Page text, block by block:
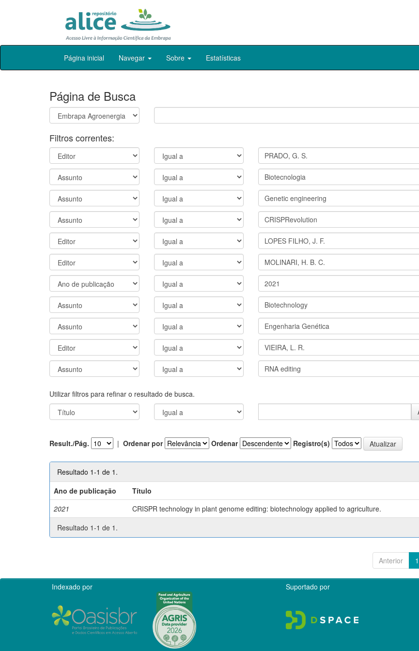
Skip
Página inicial Navegar Sobre Estatísticas
Página de Busca
Filtros correntes:
Utilizar filtros para refinar o resultado de busca.
Result./Pág. | Ordenar por Ordenar Registro(s)
Resultado 1-1 de 1.
Ano de publicação
Título
2021
CRISPR technology in plant genome editing: biotechnology applied to agriculture.
Resultado 1-1 de 1.
Anterior 1
Indexado por Suportado por